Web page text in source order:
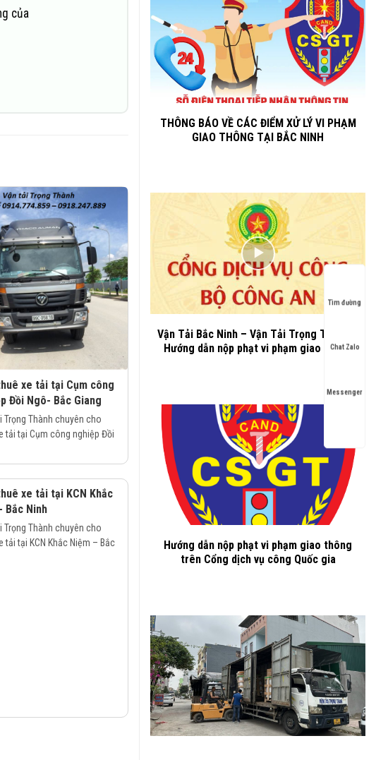
của
xe tải tại Cụm công
Đồi Ngô- Bắc Giang
Trọng Thành chuyên cho
tải tại Cụm công nghiệp Đồi
xe tải tại KCN Khắc
Bắc Ninh
Trọng Thành chuyên cho
tải tại KCN Khắc Niệm – Bắc
THÔNG BÁO VỀ CÁC ĐIỂM XỬ LÝ VI PHẠM
GIAO THÔNG TẠI BẮC NINH
Vận Tải Bắc Ninh – Vận Tải Trọng Thành –
Hướng dẫn nộp phạt vi phạm giao thông
Hướng dẫn nộp phạt vi phạm giao thông
trên Cổng dịch vụ công Quốc gia
Tìm đường
Chat Zalo
Messenger